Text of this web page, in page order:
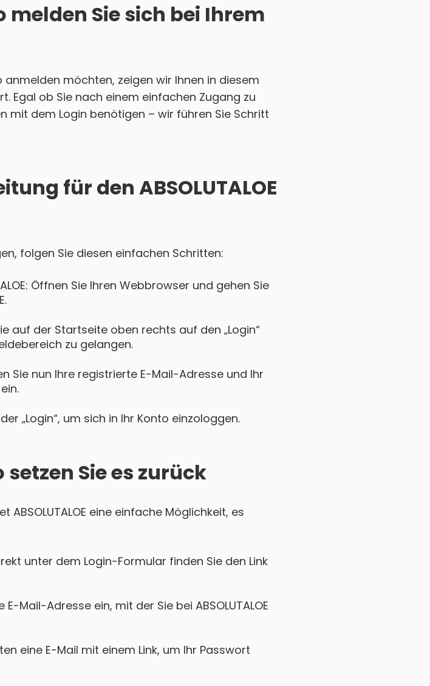
melden Sie sich bei Ihrem
anmelden möchten, zeigen wir Ihnen in diesem
Egal ob Sie nach einem einfachen Zugang zu
mit dem Login benötigen – wir führen Sie Schritt
für den ABSOLUTALOE
folgen Sie diesen einfachen Schritten:
Öffnen Sie Ihren Webbrowser und gehen Sie
auf der Startseite oben rechts auf den „Login“
zu gelangen.
Sie nun Ihre registrierte E-Mail-Adresse und Ihr
„Login“, um sich in Ihr Konto einzologgen.
Sie es zurück
eine einfache Möglichkeit, es
unter dem Login-Formular finden Sie den Link
Mail-Adresse ein, mit der Sie bei ABSOLUTALOE
eine E-Mail mit einem Link, um Ihr Passwort